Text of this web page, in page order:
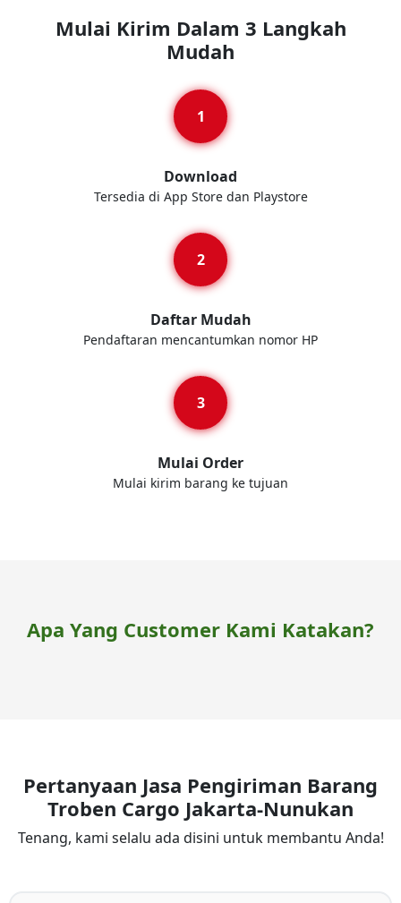
Mulai Kirim Dalam 3 Langkah
Mudah
Download
Tersedia di App Store dan Playstore
Daftar Mudah
Pendaftaran mencantumkan nomor HP
Mulai Order
Mulai kirim barang ke tujuan
Apa Yang Customer Kami Katakan?
Pertanyaan Jasa Pengiriman Barang
Troben Cargo Jakarta-Nunukan
Tenang, kami selalu ada disini untuk membantu Anda!